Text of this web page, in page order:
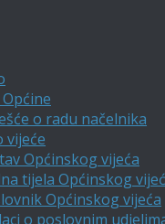
o radu načelnika
vijeće
Općinskog vijeća
tijela Općinskog
Općinskog vijeća
o poslovnim